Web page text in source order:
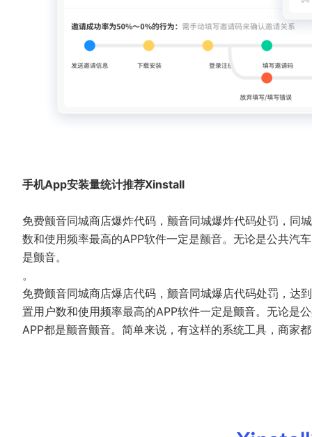
手机App安装量统计推荐Xinstall
免费颤音同城商店爆炸代码，颤音同城爆炸代码处罚，同
数和使用频率最高的APP软件一定是颤音。无论是公共汽
是颤音。
。
免费颤音同城商店爆店代码，颤音同城爆店代码处罚，达
置用户数和使用频率最高的APP软件一定是颤音。无论是
APP都是颤音颤音。简单来说，有这样的系统工具，商家